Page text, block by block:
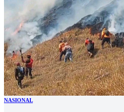
NASIONAL